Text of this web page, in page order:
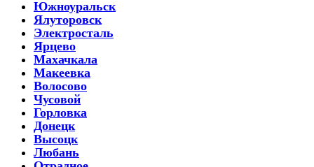
Южноуральск
Ялуторовск
Электросталь
Ярцево
Махачкала
Макеевка
Волосово
Чусовой
Горловка
Донецк
Высоцк
Любань